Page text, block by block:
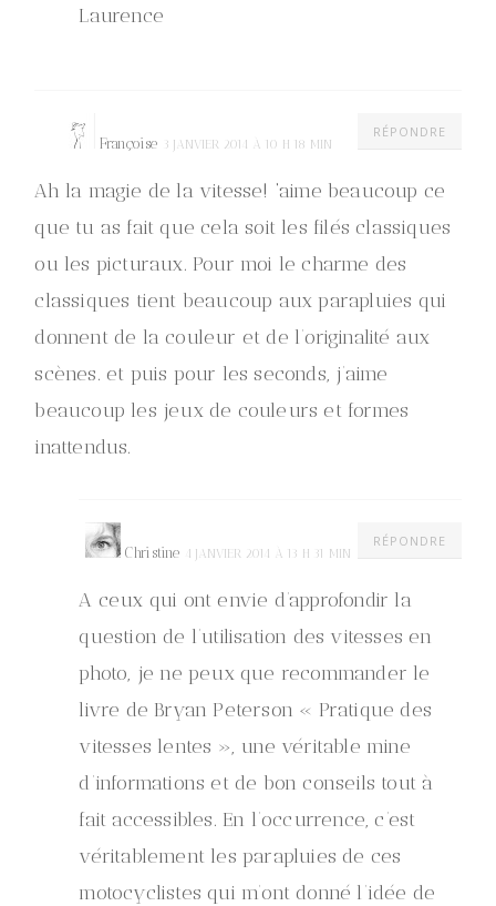
Laurence
RÉPONDRE
Françoise 3 JANVIER 2014 À 10 H 18 MIN
Ah la magie de la vitesse! ‘aime beaucoup ce
que tu as fait que cela soit les filés classiques
ou les picturaux. Pour moi le charme des
classiques tient beaucoup aux parapluies qui
donnent de la couleur et de l’originalité aux
scènes. et puis pour les seconds, j’aime
beaucoup les jeux de couleurs et formes
inattendus.
RÉPONDRE
Christine 4 JANVIER 2014 À 13 H 31 MIN
A ceux qui ont envie d’approfondir la
question de l’utilisation des vitesses en
photo, je ne peux que recommander le
livre de Bryan Peterson « Pratique des
vitesses lentes », une véritable mine
d’informations et de bon conseils tout à
fait accessibles. En l’occurrence, c’est
véritablement les parapluies de ces
motocyclistes qui m’ont donné l’idée de